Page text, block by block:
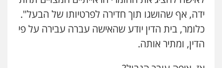
ידה, אף שהושגו תוך חדירה לפרטיותו של הבעל".
כלומר, בית הדין יודע שהאישה עברה עבירה על פי
הדין, ומתיר אותה.
מאיה בלום, עו"ס, טיפול ושיקום
טיפול בהתמכרויות שירותים מקצועיים
לעורכי דין